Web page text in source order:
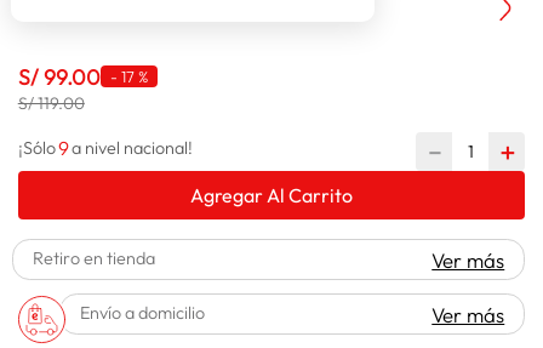
6
7. laptop
8. terrex
S/99.00 - 17 %
S/ 119.00
¡Sólo9a nivel nacional! ＋
－
Agregar Al Carrito
Retiro en tienda Ver más
Envío a domicilio Ver más